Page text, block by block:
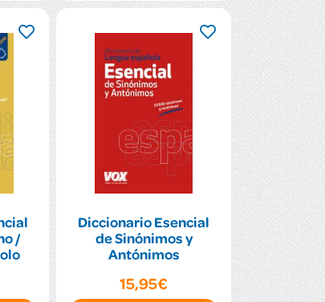
/
Diccionario Esencial
de Sinónimos y
Antónimos
15,95€